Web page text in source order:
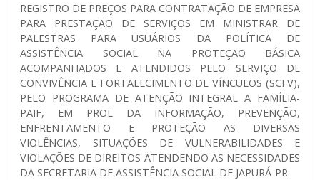
REGISTRO DE PREÇOS PARA CONTRATAÇÃO DE EMPRESA
PARA PRESTAÇÃO DE SERVIÇOS EM MINISTRAR DE
PALESTRAS PARA USUÁRIOS DA POLÍTICA DE
ASSISTÊNCIA SOCIAL NA PROTEÇÃO BÁSICA
ACOMPANHADOS E ATENDIDOS PELO SERVIÇO DE
CONVIVÊNCIA E FORTALECIMENTO DE VÍNCULOS (SCFV),
PELO PROGRAMA DE ATENÇÃO INTEGRAL A FAMÍLIA-
PAIF, EM PROL DA INFORMAÇÃO, PREVENÇÃO,
ENFRENTAMENTO E PROTEÇÃO AS DIVERSAS
VIOLÊNCIAS, SITUAÇÕES DE VULNERABILIDADES E
VIOLAÇÕES DE DIREITOS ATENDENDO AS NECESSIDADES
DA SECRETARIA DE ASSISTÊNCIA SOCIAL DE JAPURÁ-PR.